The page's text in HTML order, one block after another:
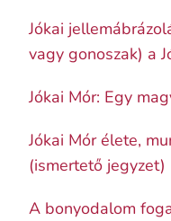
Jókai
vagy gonoszak) a
Jókai Mór: Egy
Jókai Mór élete,
(ismertető jegyzet)
A bonyodalom